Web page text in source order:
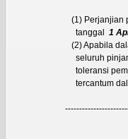
(1) Perjanjian
tanggal 1
(2) Apabila
seluruh
toleransi
tercantum